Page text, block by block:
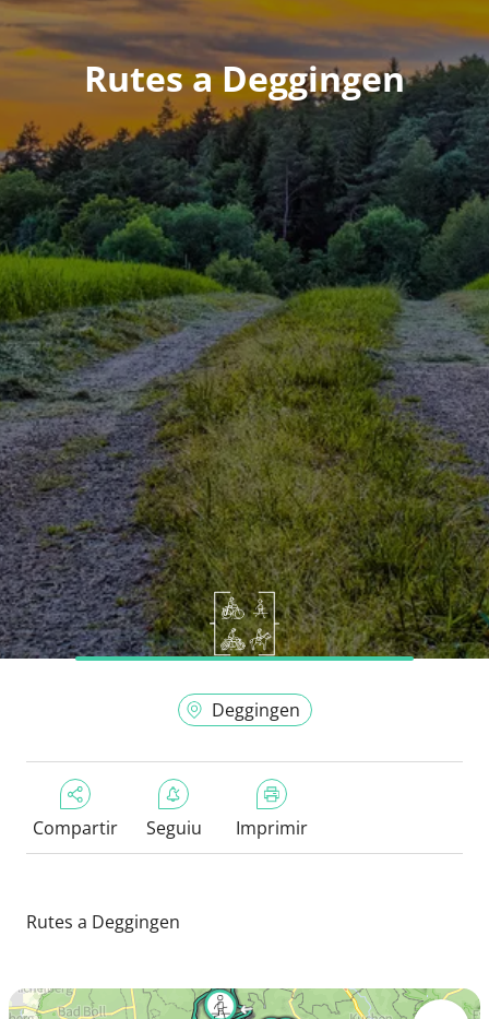
Rutes a Deggingen
Deggingen
Compartir Seguiu Imprimir
Rutes a Deggingen